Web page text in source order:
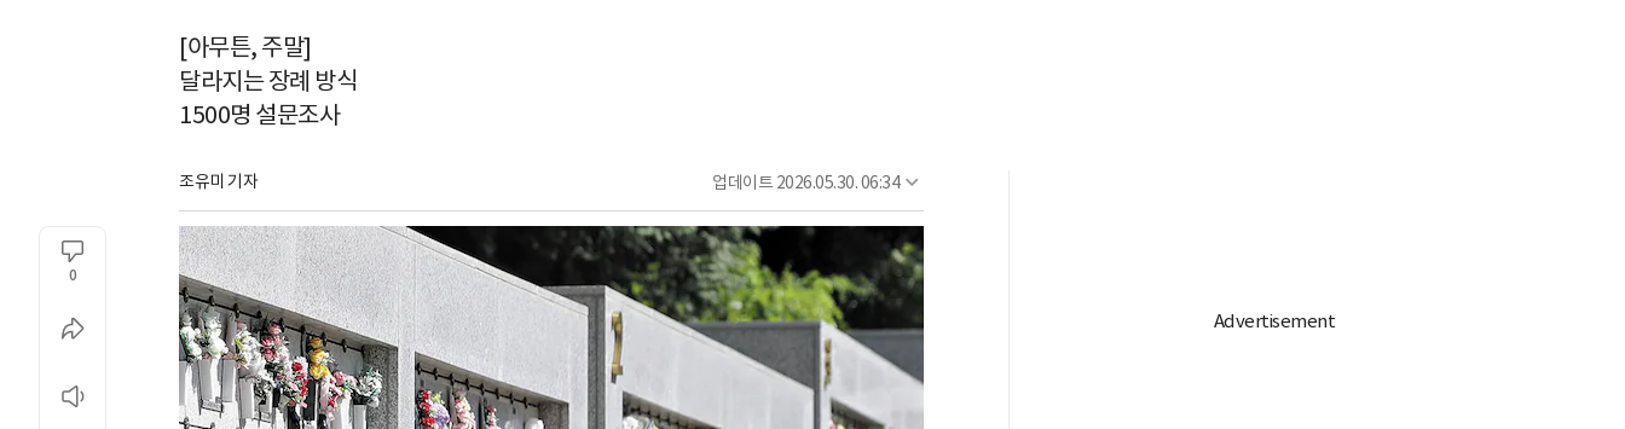
[아무튼, 주말]
달라지는 장례 방식
1500명 설문조사
조유미 기자 업데이트 2026.05.30. 06:34
0